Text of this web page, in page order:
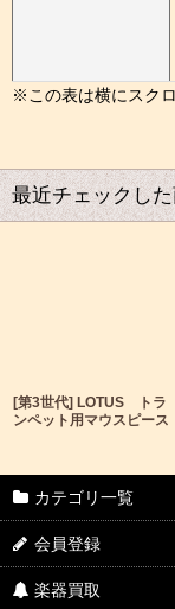
最近チェックし
[第3世代] LOTUS トラ
ンペット用マウスピース
カテゴリ一覧
会員登録
楽器買取